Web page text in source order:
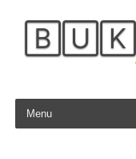
Skip to content